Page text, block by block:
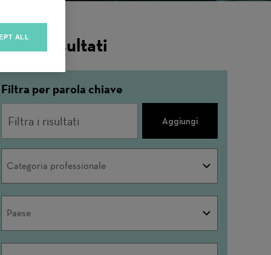
i risultati
Filtra per parola chiave
Aggiungi
professionale
Categoria professionale
Paese
ALL